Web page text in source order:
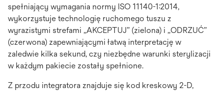
spełniający wymagania normy ISO 11140-1:2014,
wykorzystuje technologię ruchomego tuszu z
wyrazistymi strefami „AKCEPTUJ” (zielona) i „ODRZUĆ”
(czerwona) zapewniającymi łatwą interpretację w
zaledwie kilka sekund, czy niezbędne warunki sterylizacji
w każdym pakiecie zostały spełnione.
Z przodu integratora znajduje się kod kreskowy 2-D,